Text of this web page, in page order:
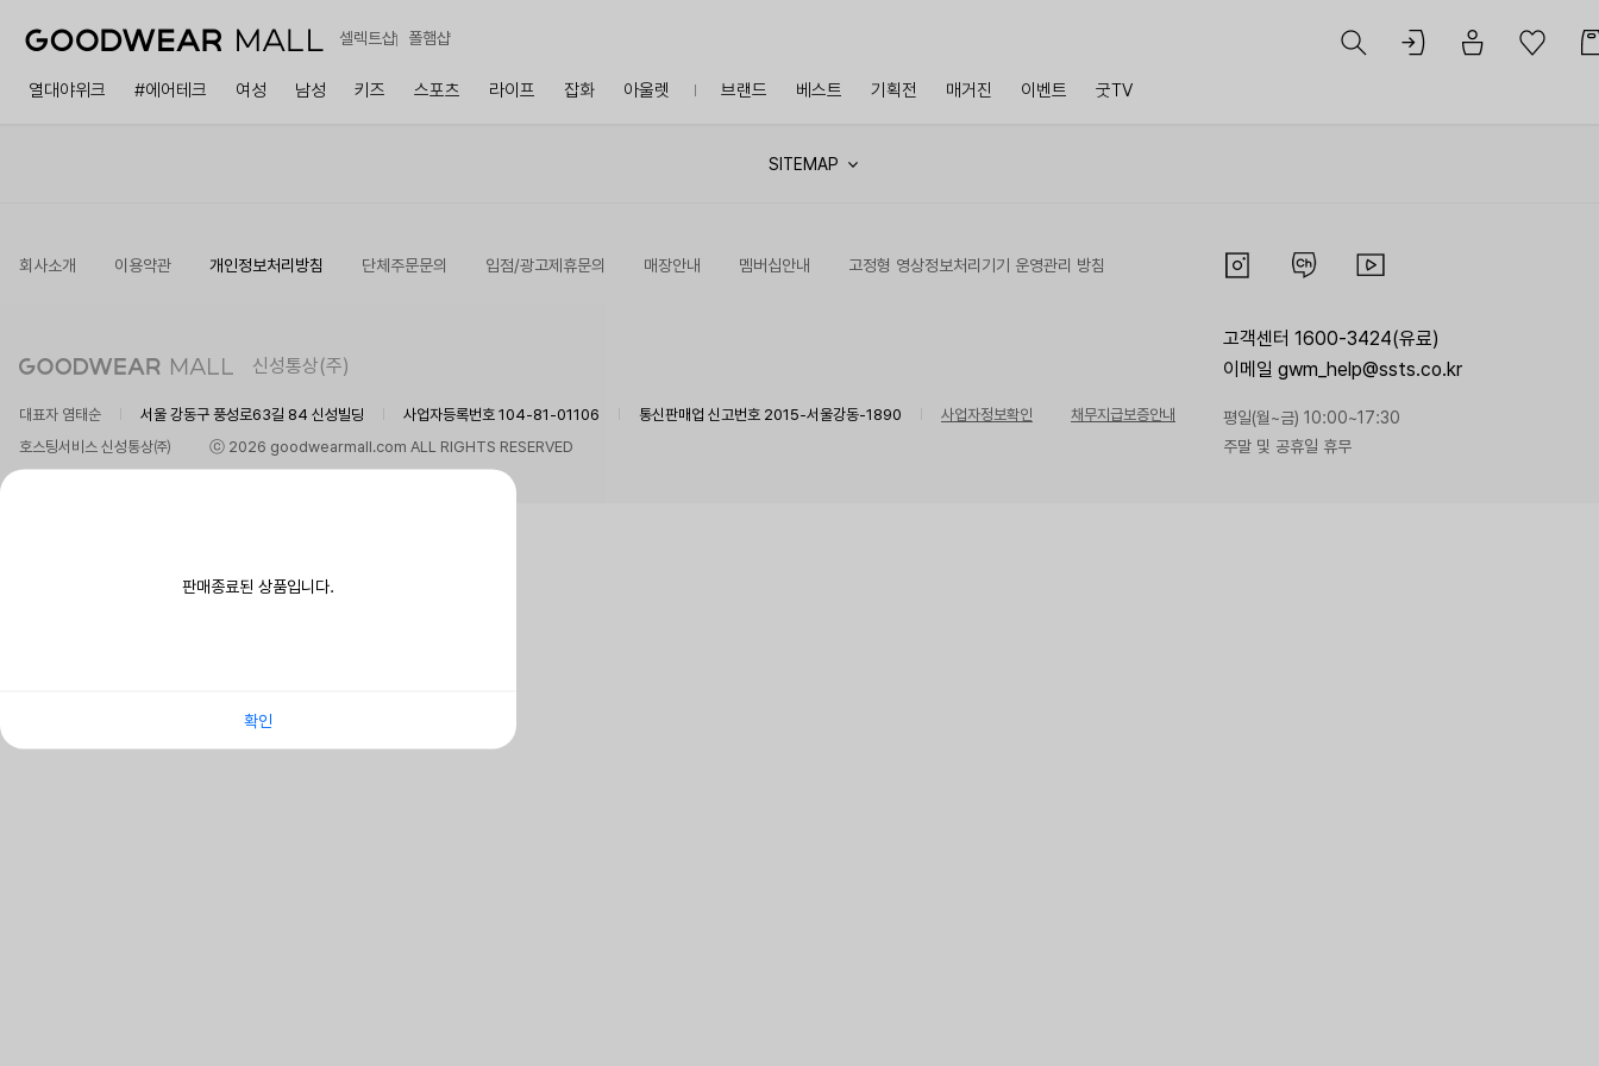
셀렉트샵 폴햄샵
열대야위크 #에어테크 여성 남성 키즈 스포츠 라이프 잡화 아울렛 브랜드 베스트 기획전 매거진 이벤트 굿TV
판매종료된 상품입니다.
확인
SITEMAP
회사소개 이용약관 개인정보처리방침 단체주문문의 입점/광고제휴문의 매장안내 멤버십안내 고정형 영상정보처리기기 운영관리 방침
신성통상(주)
대표자 염태순 서울 강동구 풍성로63길 84 신성빌딩 사업자등록번호 104-81-01106 통신판매업 신고번호 2015-서울강동-1890 사업자정보확인
채무지급보증안내
호스팅서비스 신성통상㈜
ⓒ 2026 goodwearmall.com ALL RIGHTS RESERVED
고객센터 1600-3424(유료)
이메일 gwm_help@ssts.co.kr
평일(월~금) 10:00~17:30
주말 및 공휴일 휴무